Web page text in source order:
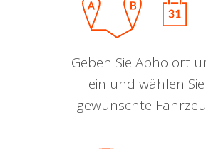
Geben Sie Abholort
ein und wählen
gewünschte